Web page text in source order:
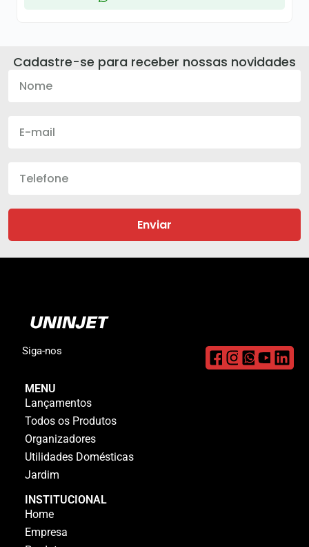
Cadastre-se para receber nossas novidades
Enviar
Siga-nos
MENU
Lançamentos
Todos os Produtos
Organizadores
Utilidades Domésticas
Jardim
INSTITUCIONAL
Home
Empresa